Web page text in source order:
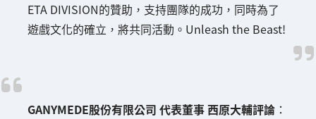
ETA DIVISION的贊助，支持團隊的成功，同時為了
遊戲文化的確立，將共同活動。Unleash the Beast!
GANYMEDE股份有限公司 代表董事 西原大輔評論 ：